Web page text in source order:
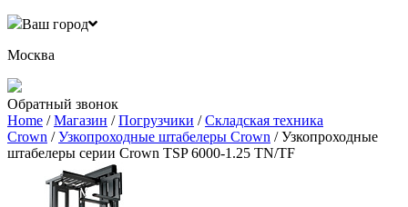
Ваш город
Москва
Обратный звонок
Home /Магазин /Погрузчики /Складская техника
Crown /Узкопроходные штабелеры Crown / Узкопроходные
штабелеры серии Crown TSP 6000-1.25 TN/TF